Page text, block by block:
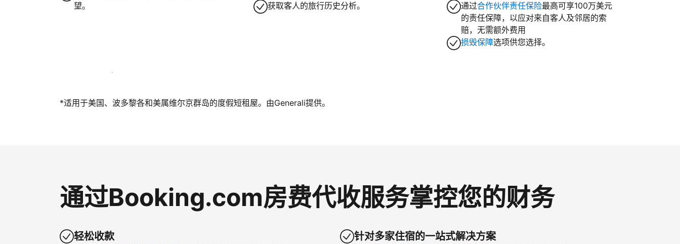
望。
获取客人的旅行历史分析。
通过合作伙伴责任保险最高可享100万美元
的责任保障，以应对来自客人及邻居的索
赔，无需额外费用
损毁保障选项供您选择。
立即与我们一起迎接客人
*适用于美国、波多黎各和美属维尔京群岛的度假短租屋。由Generali提供。
通过Booking.com房费代收服务掌控您的财务
轻松收款 针对多家住宿的一站式解决方案